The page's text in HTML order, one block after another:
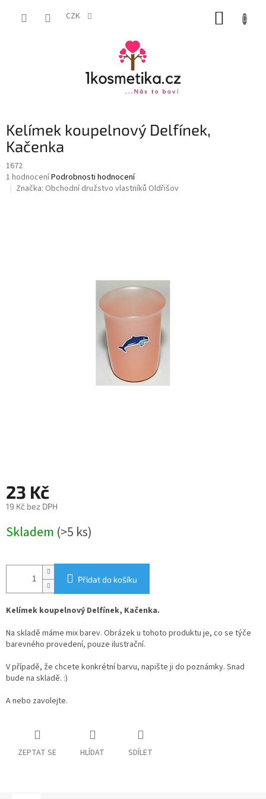
CZK
Kelímek koupelnový Delfínek,
Kačenka
1672
Průměrné
hodnocení
1 hodnoceníPodrobnosti hodnocení
Značka: Obchodní družstvo vlastníků Oldřišov
23 Kč
19 Kč bez DPH
cena:
Skladem (>5 ks)
Přidat do košíku
Kelímek koupelnový Delfínek, Kačenka.
Na skladě máme mix barev. Obrázek u tohoto produktu je, co se týče
barevného provedení, pouze ilustrační.
V případě, že chcete konkrétní barvu, napište ji do poznámky. Snad
bude na skladě. :)
A nebo zavolejte.
ZEPTAT SE HLÍDAT SDÍLET